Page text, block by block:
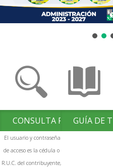
CONSULTA FACTURAS
El usuario y contraseña
de acceso es la cédula o
R.U.C. del contribuyente,
GUÍA DE